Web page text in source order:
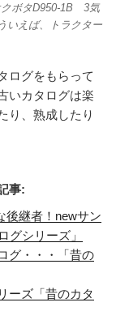
クボタD950-1B 3気
えば、トラクター
ログをもらって
いカタログは楽
り、熟成したり
事:
後継者！newサン
グシリーズ」
グ・・・「昔の
ーズ「昔のカタ